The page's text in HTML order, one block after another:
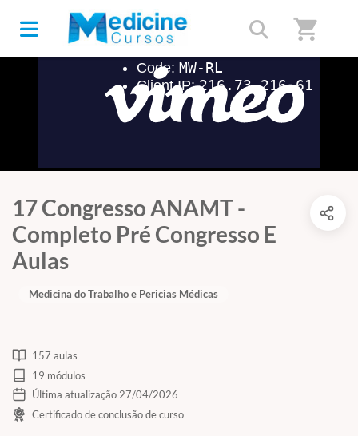
shopping_cart
17 Congresso ANAMT -
Completo Pré Congresso E
Aulas
Medicina do Trabalho e Pericias Médicas
157 aulas
19 módulos
Última atualização 27/04/2026
Certificado de conclusão de curso